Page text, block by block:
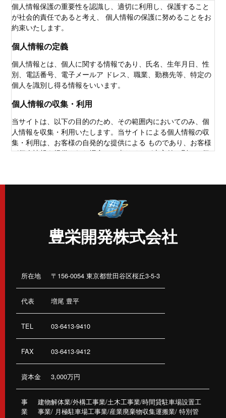
個人情報保護の重要性を認識し、適切に利用し、保護すること
が社会的責任であると考え、 個人情報の保護に努めることをお
約束いたします。
個人情報の定義
個人情報とは、個人に関する情報であり、氏名、生年月日、性
別、電話番号、電子メールア ドレス、職業、勤務先等、特定の
個人を識別し得る情報をいいます。
個人情報の収集・利用
当サイトは、以下の目的のため、その範囲内においてのみ、個
人情報を収集・利用いたします。当サイトによる個人情報の収
集・利用は、お客様の自発的な提供による ものであり、お客様
が個人情報を提供された場合は、当サイトが本方針に則って個
る当サイトからの問い合わせ、確認、およびサービス向上のた
当サイトは、法令に基づく場合等正当な理由によらない限り、
事前に本人の同意を得ることなく、 個人情報を第三者に開示・
アクセス解析ツールについて
当サイトでは、Googleによるアクセス解析ツール「Googleアナ
リティクス」を利用しており、トラフィックデータの収集のた
サイトを利用することで、上記方法および目的においてGoogle
が行うこうしたデータ処理につき許可を与えたものとみなしま
す。この機能はCookieを無効にすることで収集を拒否すること
が出来ますので、お使いのブラウザの設定をご確認ください。
その際、当サイトの機能が一部利用できなくなる可能性があり
豊栄開発株式会社
所在地 〒156-0054 東京都世田谷区桜丘3-5-3
代表 増尾 豊平
TEL 03-6413-9410
FAX 03-6413-9412
資本金 3,000万円
事
業
建物解体業/外構工事業/土木工事業/時間貸駐車場設置工
事業/ 月極駐車場工事業/産業廃棄物収集運搬業/ 特別管